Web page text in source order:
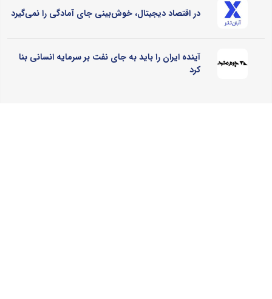
در اقتصاد دیجیتال، خوش‌بینی جای آمادگی را نمی‌گیرد
آینده ایران را باید به جای نفت بر سرمایه انسانی بنا
کرد